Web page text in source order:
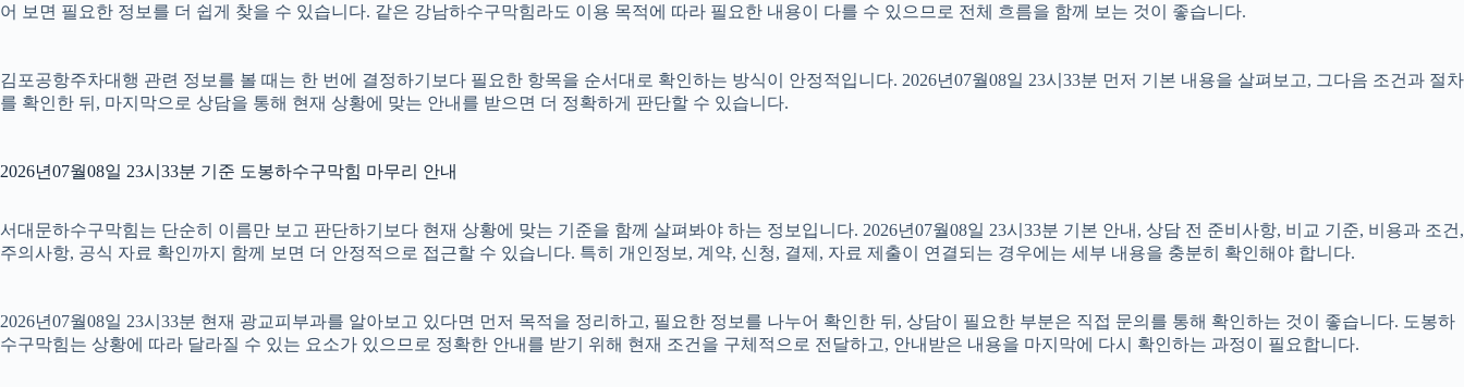
어 보면 필요한 정보를 더 쉽게 찾을 수 있습니다. 같은 강남하수구막힘라도 이용 목적에 따라 필요한 내용이 다를 수 있으므로 전체 흐름을 함께 보는 것이 좋습니다.
김포공항주차대행 관련 정보를 볼 때는 한 번에 결정하기보다 필요한 항목을 순서대로 확인하는 방식이 안정적입니다. 2026년07월08일 23시33분 먼저 기본 내용을 살펴보고, 그다음 조건과 절차
를 확인한 뒤, 마지막으로 상담을 통해 현재 상황에 맞는 안내를 받으면 더 정확하게 판단할 수 있습니다.
2026년07월08일 23시33분 기준 도봉하수구막힘 마무리 안내
서대문하수구막힘는 단순히 이름만 보고 판단하기보다 현재 상황에 맞는 기준을 함께 살펴봐야 하는 정보입니다. 2026년07월08일 23시33분 기본 안내, 상담 전 준비사항, 비교 기준, 비용과 조건,
주의사항, 공식 자료 확인까지 함께 보면 더 안정적으로 접근할 수 있습니다. 특히 개인정보, 계약, 신청, 결제, 자료 제출이 연결되는 경우에는 세부 내용을 충분히 확인해야 합니다.
2026년07월08일 23시33분 현재 광교피부과를 알아보고 있다면 먼저 목적을 정리하고, 필요한 정보를 나누어 확인한 뒤, 상담이 필요한 부분은 직접 문의를 통해 확인하는 것이 좋습니다. 도봉하
수구막힘는 상황에 따라 달라질 수 있는 요소가 있으므로 정확한 안내를 받기 위해 현재 조건을 구체적으로 전달하고, 안내받은 내용을 마지막에 다시 확인하는 과정이 필요합니다.